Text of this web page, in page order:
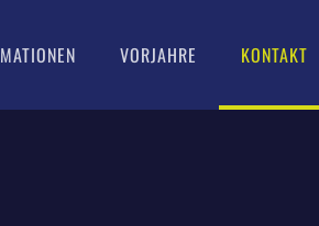
VORJAHRE KONTAKT